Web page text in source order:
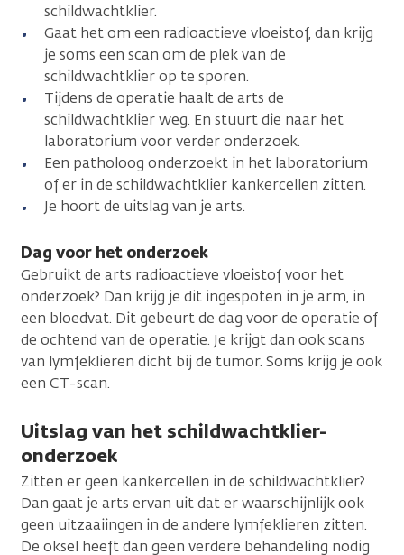
schildwachtklier.
Gaat het om een radioactieve vloeistof, dan krijg
je soms een scan om de plek van de
schildwachtklier op te sporen.
Tijdens de operatie haalt de arts de
schildwachtklier weg. En stuurt die naar het
laboratorium voor verder onderzoek.
Een patholoog onderzoekt in het laboratorium
of er in de schildwachtklier kankercellen zitten.
Je hoort de uitslag van je arts.
Dag voor het onderzoek
Gebruikt de arts radioactieve vloeistof voor het
onderzoek? Dan krijg je dit ingespoten in je arm, in
een bloedvat. Dit gebeurt de dag voor de operatie of
de ochtend van de operatie. Je krijgt dan ook scans
van lymfeklieren dicht bij de tumor. Soms krijg je ook
een CT-scan.
Uitslag van het schildwachtklier-
onderzoek
Zitten er geen kankercellen in de schildwachtklier?
Dan gaat je arts ervan uit dat er waarschijnlijk ook
geen uitzaaiingen in de andere lymfeklieren zitten.
De oksel heeft dan geen verdere behandeling nodig